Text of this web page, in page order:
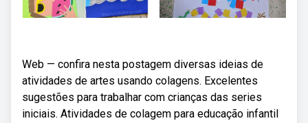
Web — confira nesta postagem diversas ideias de
atividades de artes usando colagens. Excelentes
sugestões para trabalhar com crianças das series
iniciais. Atividades de colagem para educação infantil